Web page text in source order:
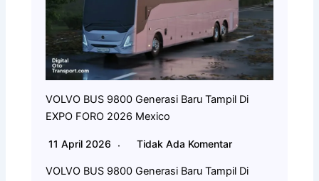
VOLVO BUS 9800 Generasi Baru Tampil Di
EXPO FORO 2026 Mexico
11 April 2026 Tidak Ada Komentar
VOLVO BUS 9800 Generasi Baru Tampil Di